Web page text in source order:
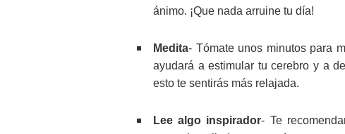
ánimo. ¡Que nada arruine tu día!
Medita- Tómate unos minutos para
ayudará a estimular tu cerebro y a
esto te sentirás más relajada.
Lee algo inspirador- Te